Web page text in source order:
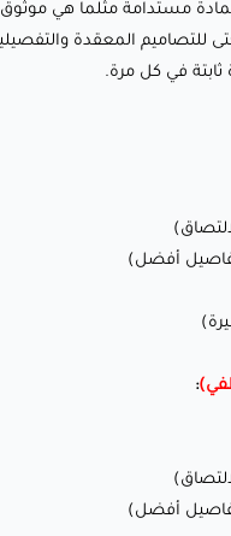
في كل مرة.
مستدامة مثلما هي
المعقدة
في كل مرة.
: